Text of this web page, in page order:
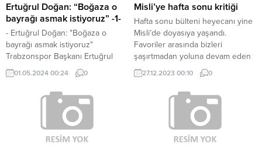
Ertuğrul Doğan: “Boğaza o
bayrağı asmak istiyoruz” -1-
- Ertuğrul Doğan: "Boğaza o
bayrağı asmak istiyoruz"
Trabzonspor Başkanı Ertuğrul
Doğan: "Ben bu şehrin
sokaklarında büyümüş biri olarak,
en şerefli görevdeyim"
"Şampiyonluk için, gelecek sezon
planlamasını şimdiden yapıyoruz"
"Trabzonspor'un TFF seçimiyle
ilgili beklentisi yerine...
01.05.2024 00:24 0
Misli’ye hafta sonu kritiği
Hafta sonu bülteni heyecanı yine
Misli’de doyasıya yaşandı.
Favoriler arasında bizleri
şaşırtmadan yoluna devam eden
takımlar olsa da sürprizler de
olmadı değil. Bahisçi dostu
takımlar, seriye bağlayanlar, “gol”
denince akla gelen ekipler ve
sürprizlerle birlikte bahisçilere
yardımcı olacak istatistiklerle işte
Misli’den hafta sonu maçlarına
27.12.2023 00:10 0